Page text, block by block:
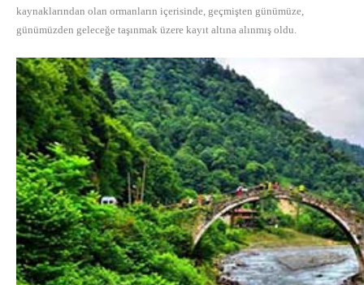
kaynaklarından olan ormanların içerisinde, geçmişten günümüze,
günümüzden geleceğe taşınmak üzere kayıt altına alınmış oldu.